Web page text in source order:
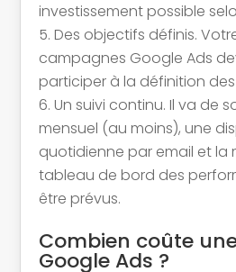
investissement possible
Des objectifs définis.
campagnes Google Ads
participer à la définition
Un suivi continu. Il va de
mensuel (au moins), une
quotidienne par email et la
tableau de bord des
être prévus.
Combien coûte
Google Ads ?